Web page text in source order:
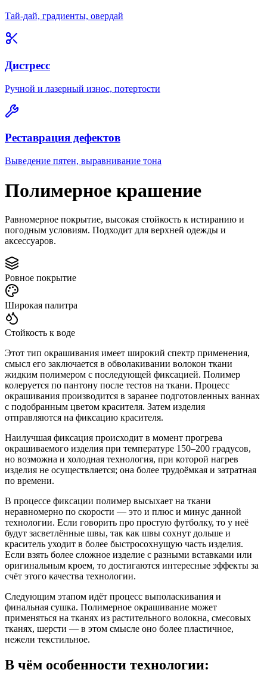
Тай-дай, градиенты, овердай
Дистресс
Ручной и лазерный износ, потертости
Реставрация дефектов
Выведение пятен, выравнивание тона
Полимерное крашение
Равномерное покрытие, высокая стойкость к истиранию и
погодным условиям. Подходит для верхней одежды и
аксессуаров.
Ровное покрытие
Широкая палитра
Стойкость к воде
Этот тип окрашивания имеет широкий спектр применения,
смысл его заключается в обволакивании волокон ткани
жидким полимером с последующей фиксацией. Полимер
колеруется по пантону после тестов на ткани. Процесс
окрашивания производится в заранее подготовленных ваннах
с подобранным цветом красителя. Затем изделия
отправляются на фиксацию красителя.
Наилучшая фиксация происходит в момент прогрева
окрашиваемого изделия при температуре 150–200 градусов,
но возможна и холодная технология, при которой нагрев
изделия не осуществляется; она более трудоёмкая и затратная
по времени.
В процессе фиксации полимер высыхает на ткани
неравномерно по скорости — это и плюс и минус данной
технологии. Если говорить про простую футболку, то у неё
будут засветлённые швы, так как швы сохнут дольше и
краситель уходит в более быстросохнущую часть изделия.
Если взять более сложное изделие с разными вставками или
оригинальным кроем, то достигаются интересные эффекты за
счёт этого качества технологии.
Следующим этапом идёт процесс выполаскивания и
финальная сушка. Полимерное окрашивание может
применяться на тканях из растительного волокна, смесовых
тканях, шерсти — в этом смысле оно более пластичное,
нежели текстильное.
В чём особенности технологии: